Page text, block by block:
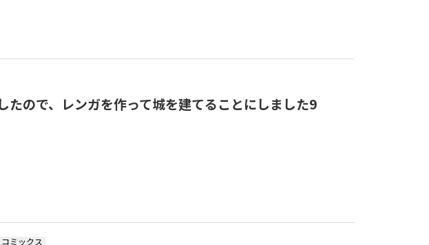
たので、レンガを作って城を建てることにしました9
ミックス